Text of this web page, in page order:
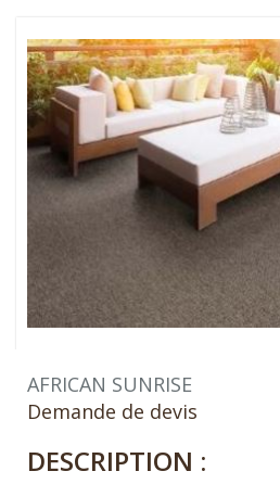
AFRICAN SUNRISE
Demande de devis
DESCRIPTION :